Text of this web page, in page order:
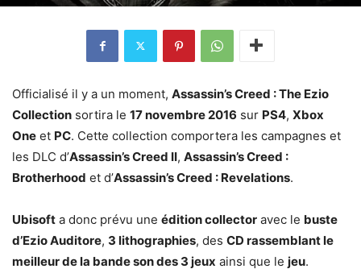
Officialisé il y a un moment, Assassin’s Creed : The Ezio
Collection sortira le 17 novembre 2016 sur PS4, Xbox
One et PC. Cette collection comportera les campagnes et
les DLC d’Assassin’s Creed II, Assassin’s Creed :
Brotherhood et d’Assassin’s Creed : Revelations.
Ubisoft a donc prévu une édition collector avec le buste
d’Ezio Auditore, 3 lithographies, des CD rassemblant le
meilleur de la bande son des 3 jeux ainsi que le jeu.